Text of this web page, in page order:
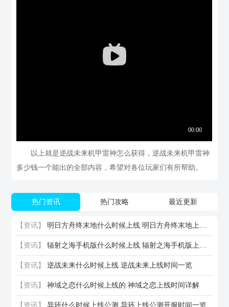
以上就是逆战未来机甲雷神怎么获得，逆战未来机甲雷神
多少钱一个能出的全部内容，希望对各位玩家们有所帮助。
热门资讯 热门攻略 最近更新
【资讯】
【资讯】
【资讯】 逆战未来什么时候上线 逆战未来上线时间一览
【资讯】 神域之恋什么时候上线的 神域之恋上线时间详解
【资讯】 异环什么时候上线公测 异环上线公测开服时间一览